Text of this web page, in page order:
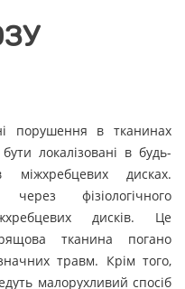
порушення в тканинах
локалізовані в будь-
дисках.
фізіологічного
дисків. Це
тканина погано
травм. Крім того,
малорухливий спосіб